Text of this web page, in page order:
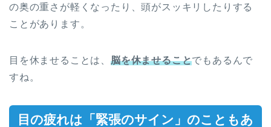
の奥の重さが軽くなったり、頭がスッキリしたりする
ことがあります。
目を休ませることは、 脳を休ませることでもあるんで
すね。
目の疲れは「緊張のサイン」のこともあ